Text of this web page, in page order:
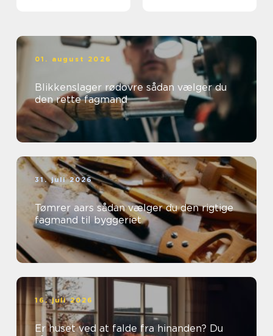
01. august 2026
Blikkenslager rødovre sådan vælger du
den rette fagmand
31. juli 2026
Tømrer aars sådan vælger du den rigtige
fagmand til byggeriet
16. juli 2026
Er huset ved at falde fra hinanden? Du